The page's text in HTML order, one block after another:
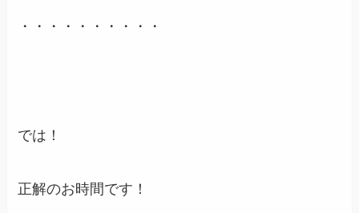
・・・・・・・・・・
では！
正解のお時間です！